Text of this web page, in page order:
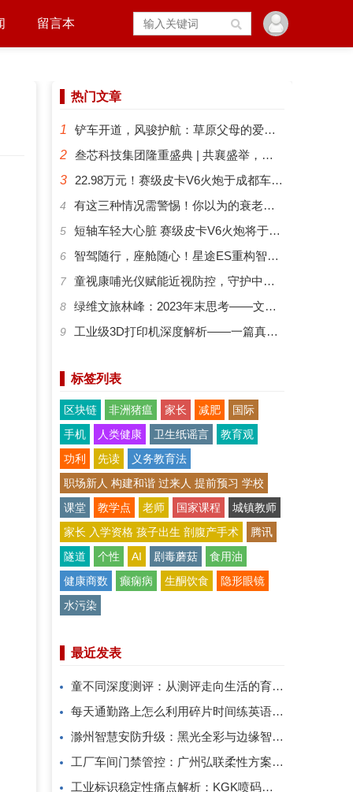
留言本
热门文章
1
铲车开道，风骏护航：草原父母的爱有多硬核？
2 叁芯科技集团隆重盛典 | 共襄盛举，筑梦未来
3
22.98万元！赛级皮卡V6火炮于成都车展正式预售
4 ​有这三种情况需警惕！你以为的衰老可能是“大脑预警”
5 短轴车轻大心脏 赛级皮卡V6火炮将于成都车展开启预售
6 智驾随行，座舱随心！星途ES重构智能化出行新体验
7 ​童视康哺光仪赋能近视防控，守护中国孩子的清晰视界
8 绿维文旅林峰：2023年末思考——文旅新势力与文旅新时代
9 工业级3D打印机深度解析——一篇真正能帮你选对机器的指南
标签列表
区块链 非洲猪瘟 家长 减肥
国际
手机
人类健康 卫生纸谣言
教育观
功利
先读
义务教育法
职场新人 构建和谐 过来人 提前预习 学校
课堂
教学点 老师 国家课程
城镇教师
家长 入学资格 孩子出生 剖腹产手术
腾讯
隧道
个性 AI 剧毒蘑菇
食用油
健康商数
癫痫病 生酮饮食
隐形眼镜
水污染
最近发表
童不同深度测评：从测评走向生活的育儿系统
每天通勤路上怎么利用碎片时间练英语口语？
滁州智慧安防升级：黑光全彩与边缘智算方案解析
工厂车间门禁管控：广州弘联柔性方案解析
工业标识稳定性痛点解析：KGK喷码技术的应对逻辑